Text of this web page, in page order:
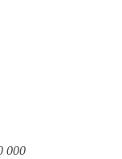
000